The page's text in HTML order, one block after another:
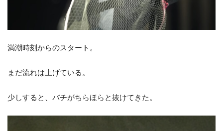
満潮時刻からのスタート。
まだ流れは上げている。
少しすると、バチがちらほらと抜けてきた。